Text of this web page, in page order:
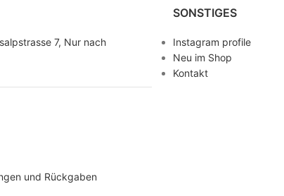
7, Nur nach
und Rückgaben
SONSTIGES
Instagram profile
Neu im Shop
Kontakt